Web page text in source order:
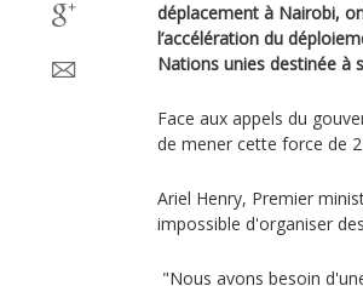
déplacement à Nairobi,
l’accélération du
Nations unies destinée à
Face aux appels du
de mener cette force de
Ariel Henry, Premier
impossible d'organiser
"Nous avons besoin